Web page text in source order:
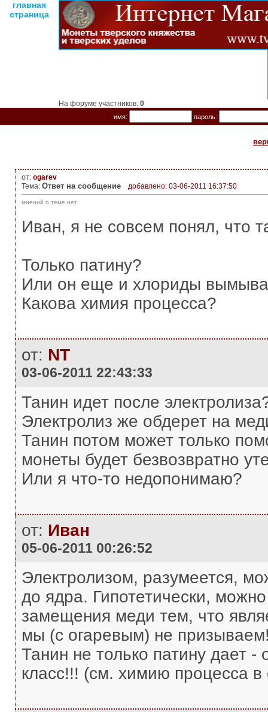
главная
страница
На форуме участников: 0
имя: пароль:
от: ogarev
Тема: Ответ на сообщение добавлено: 03-06-2011 16:37:50
мнений о теме нет
Иван, я не совсем понял, что
Только патину?
Или он еще и хлориды
Какова химия процесса?
от: NT
03-06-2011 22:43:33
Танин идет после
Электролиз же обдерет на
Танин потом может только
монеты будет безвозвратно
Или я что-то недопонимаю?
от: Иван
05-06-2011 00:26:52
Электролизом, разумеется,
до ядра. Гипотетически,
замещения меди тем, что
мы (с огаревым) не
Танин не только патину дает
класс!!! (см. химию процесса